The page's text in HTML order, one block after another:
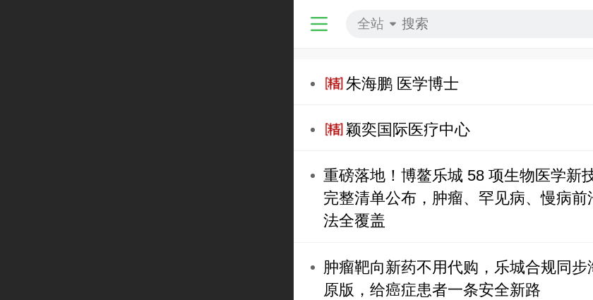
全站
朱海鹏 医学博士
颖奕国际医疗中心
重磅落地！博鳌乐城 58 项生物医学新
完整清单公布，肿瘤、罕见病、慢病前
法全覆盖
肿瘤靶向新药不用代购，乐城合规同步
原版，给癌症患者一条安全新路